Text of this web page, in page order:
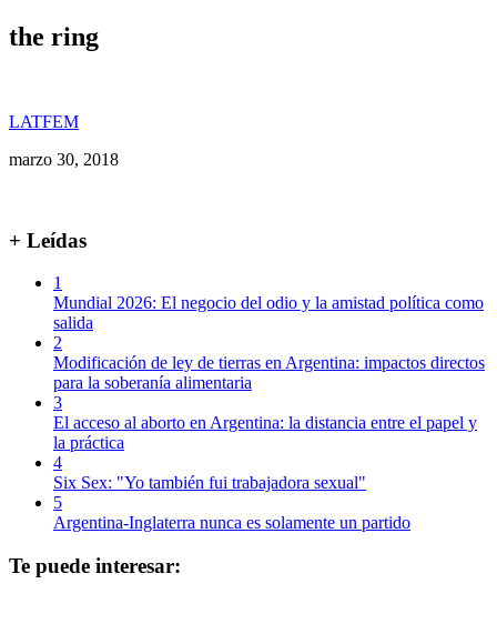
the ring
LATFEM
marzo 30, 2018
+ Leídas
1
Mundial 2026: El negocio del odio y la amistad política como
salida
2
Modificación de ley de tierras en Argentina: impactos directos
para la soberanía alimentaria
3
El acceso al aborto en Argentina: la distancia entre el papel y
la práctica
4
Six Sex: "Yo también fui trabajadora sexual"
5
Argentina-Inglaterra nunca es solamente un partido
Te puede interesar: